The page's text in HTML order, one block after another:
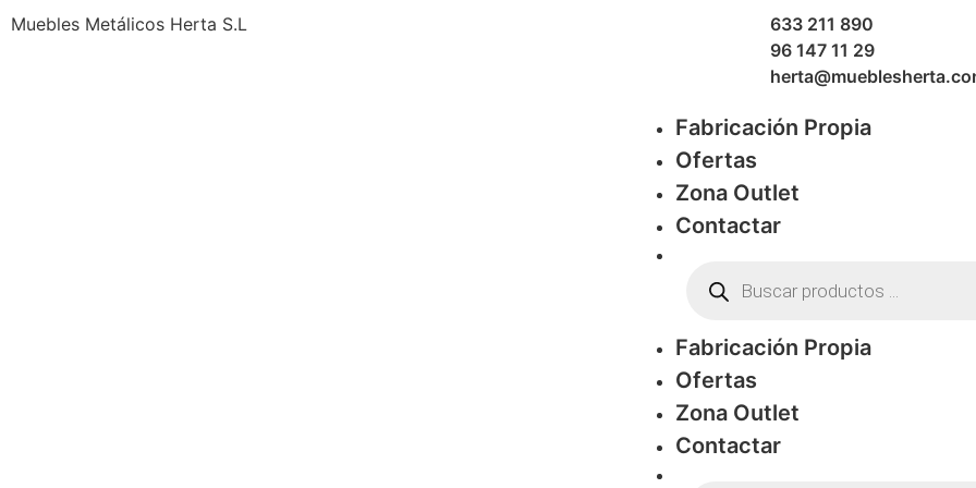
Muebles Metálicos Herta S.L
633 211 890
96 147 11 29
Fabricación Propia
Ofertas
Zona Outlet
Contactar
Fabricación Propia
Ofertas
Zona Outlet
Contactar